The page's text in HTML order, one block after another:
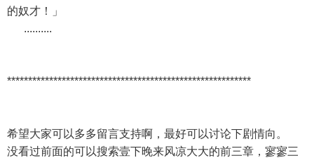
的奴才！」
..........
**********************************************************
希望大家可以多多留言支持啊，最好可以讨论下剧情向。
没看过前面的可以搜索壹下晚来风凉大大的前三章，寥寥三